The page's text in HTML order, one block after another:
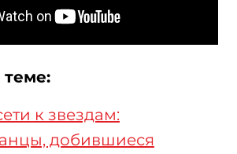
теме:
к звездам:
добившиеся